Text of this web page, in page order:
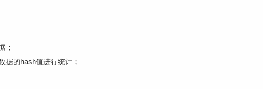
；
据的hash值进行统计；